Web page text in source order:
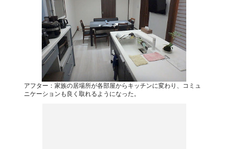
アフター：家族の居場所が各部屋からキッチンに変わり、コミュ
ニケーションも良く取れるようになった。